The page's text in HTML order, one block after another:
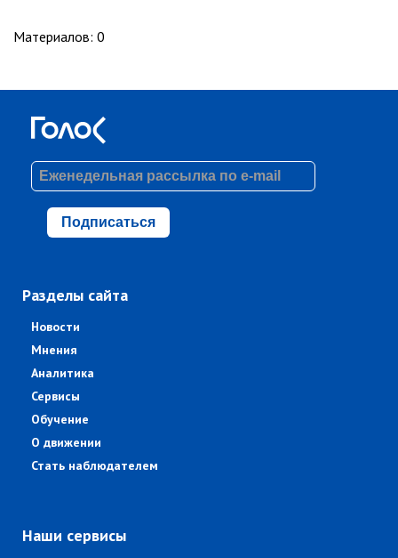
Материалов: 0
Подписаться
Разделы сайта
Новости
Мнения
Аналитика
Сервисы
Обучение
О движении
Стать наблюдателем
Наши сервисы